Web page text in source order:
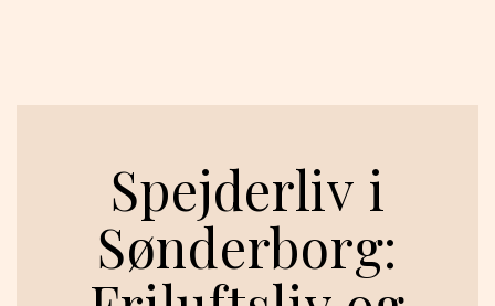
Spejderliv i
Sønderborg: